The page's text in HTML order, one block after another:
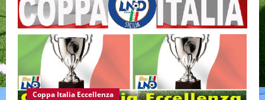
Coppa Italia Eccellenza